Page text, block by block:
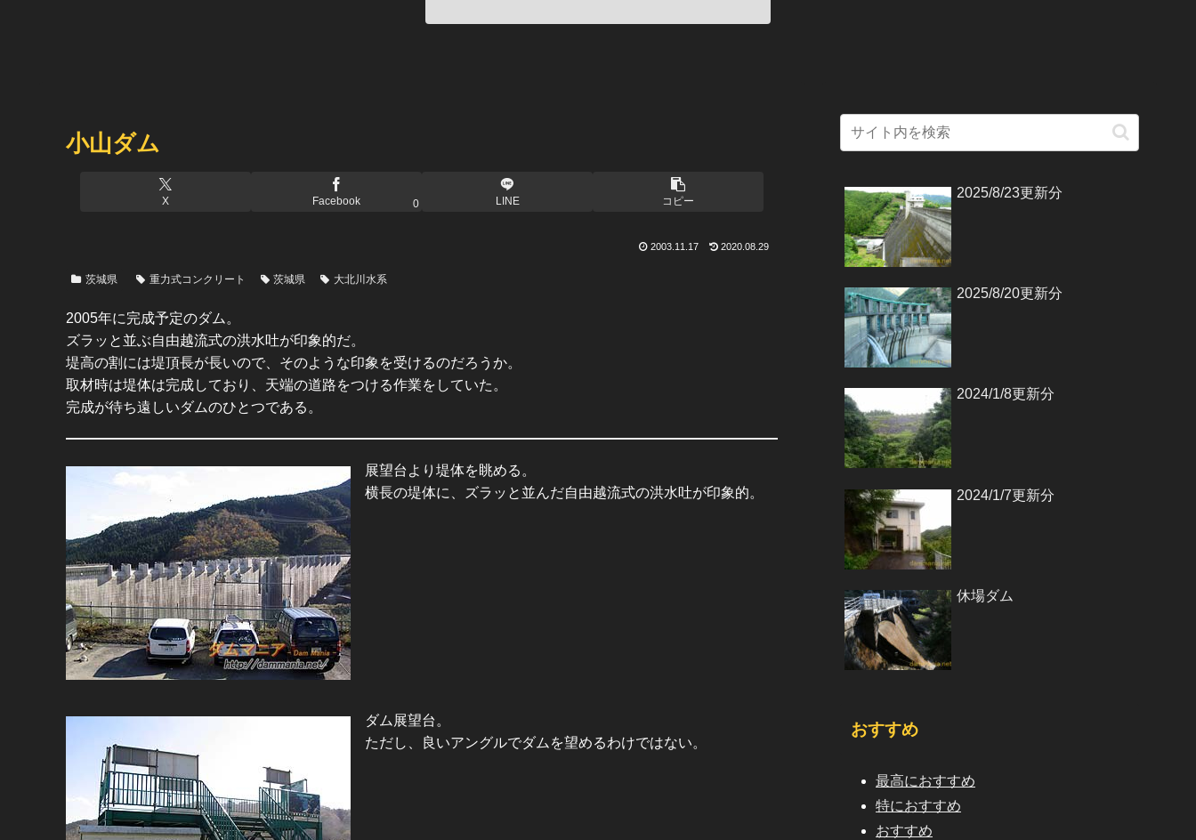
小山ダム
X Facebook 0 LINE コピー
2003.11.17 2020.08.29
茨城県 重力式コンクリート 茨城県 大北川水系
2005年に完成予定のダム。
ズラッと並ぶ自由越流式の洪水吐が印象的だ。
堤高の割には堤頂長が長いので、そのような印象を受けるのだろうか。
取材時は堤体は完成しており、天端の道路をつける作業をしていた。
完成が待ち遠しいダムのひとつである。
展望台より堤体を眺める。
横長の堤体に、ズラッと並んだ自由越流式の洪水吐が印象的。
ダム展望台。
ただし、良いアングルでダムを望めるわけではない。
2025/8/23更新分
2025/8/20更新分
2024/1/8更新分
2024/1/7更新分
休場ダム
おすすめ
最高におすすめ
特におすすめ
おすすめ